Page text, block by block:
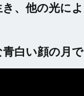
、他の光に
白い顔の月で